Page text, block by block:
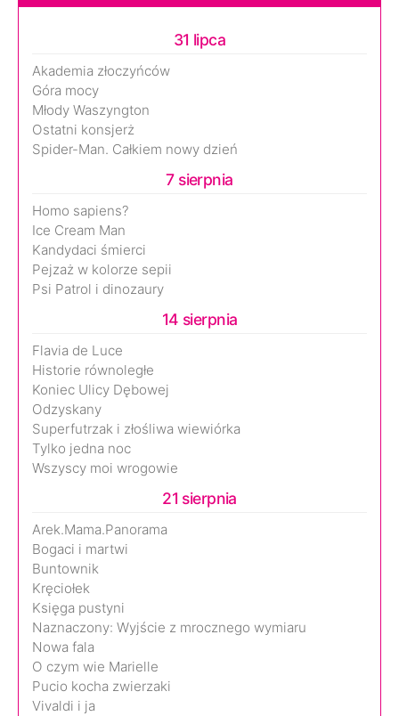
31 lipca
Akademia złoczyńców
Góra mocy
Młody Waszyngton
Ostatni konsjerż
Spider-Man. Całkiem nowy dzień
7 sierpnia
Homo sapiens?
Ice Cream Man
Kandydaci śmierci
Pejzaż w kolorze sepii
Psi Patrol i dinozaury
14 sierpnia
Flavia de Luce
Historie równoległe
Koniec Ulicy Dębowej
Odzyskany
Superfutrzak i złośliwa wiewiórka
Tylko jedna noc
Wszyscy moi wrogowie
21 sierpnia
Arek.Mama.Panorama
Bogaci i martwi
Buntownik
Kręciołek
Księga pustyni
Naznaczony: Wyjście z mrocznego wymiaru
Nowa fala
O czym wie Marielle
Pucio kocha zwierzaki
Vivaldi i ja